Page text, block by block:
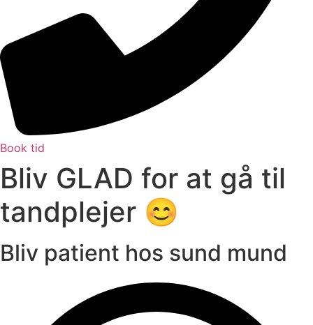
Book tid
Bliv GLAD for at gå til
tandplejer 😊
Bliv patient hos sund mund